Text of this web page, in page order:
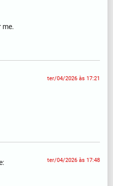
me.
ter/04/2026 às 17:21
ter/04/2026 às 17:48